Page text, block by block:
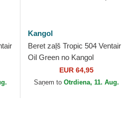
Kangol
Beret zaļš Tropic 504 Ventair
Oil Green no Kangol
EUR 64,95
Saņem to Otrdiena, 11. Aug.